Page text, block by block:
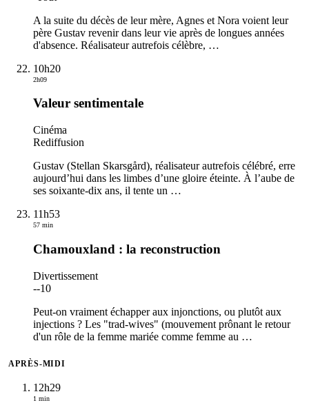
A la suite du décès de leur mère, Agnes et Nora voient leur
père Gustav revenir dans leur vie après de longues années
d'absence. Réalisateur autrefois célèbre, …
10h20
2h09
Valeur sentimentale
Cinéma
Rediffusion
Gustav (Stellan Skarsgård), réalisateur autrefois célébré, erre
aujourd’hui dans les limbes d’une gloire éteinte. À l’aube de
ses soixante-dix ans, il tente un …
11h53
57 min
Chamouxland : la reconstruction
Divertissement
--10
Peut-on vraiment échapper aux injonctions, ou plutôt aux
injections ? Les "trad‑wives" (mouvement prônant le retour
d'un rôle de la femme mariée comme femme au …
APRÈS-MIDI
12h29
1 min